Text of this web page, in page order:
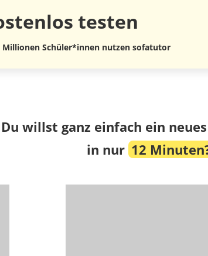
testen
Millionen Schüler*innen nutzen sofatutor
Du willst ganz einfach ein
in nur 12